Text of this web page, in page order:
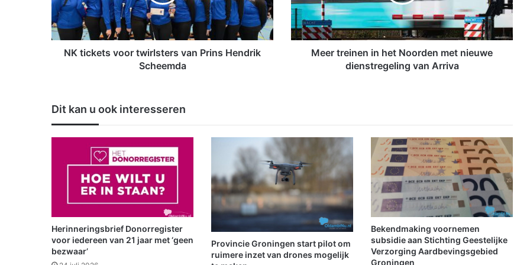
e
t
s
w
i
r
v
a
n
P
NK tickets voor twirlsters van Prins Hendrik
Scheemda
e
i
n
t
N
o
r
d
e
n
m
Meer treinen in het Noorden met nieuwe
dienstregeling van Arriva
Dit kan u ook interesseren
Herinneringsbrief Donorregister
voor iedereen van 21 jaar met ‘geen
bezwaar’
Provincie Groningen start pilot om
ruimere inzet van drones mogelijk
Bekendmaking voornemen
subsidie aan Stichting Geestelijke
Verzorging Aardbevingsgebied
Groningen